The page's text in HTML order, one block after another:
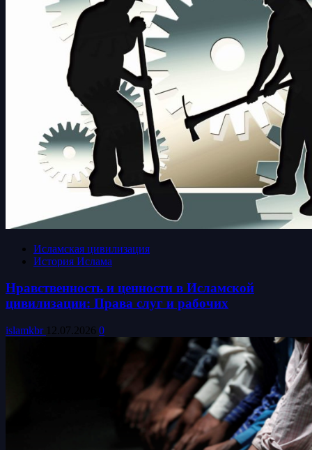
Исламская цивилизация
История Ислама
Нравственность и ценности в Исламской
цивилизации: Права слуг и рабочих
islamkbr 12.07.2026 0